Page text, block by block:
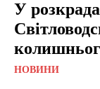
У
НОВИНИ